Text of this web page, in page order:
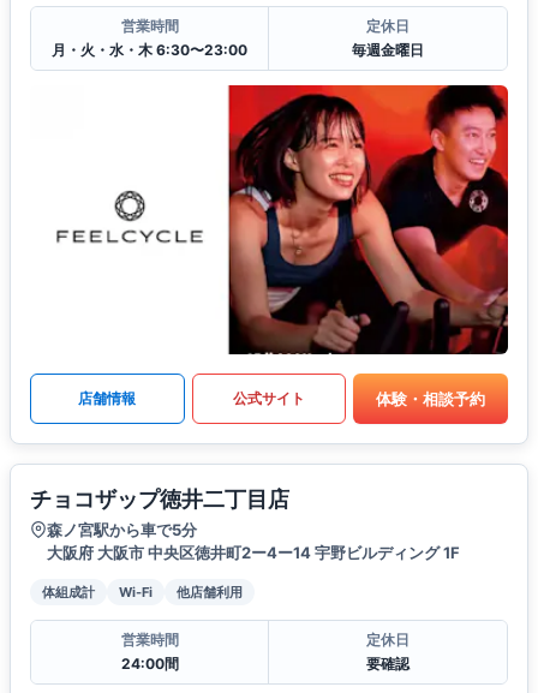
営業時間
月・火・水・木 6:30〜23:00
定休日
毎週金曜日
店舗情報 公式サイト 体験・相談予約
チョコザップ徳井二丁目店
森ノ宮駅から車で5分
大阪府 大阪市 中央区徳井町2ー4ー14 宇野ビルディング 1F
体組成計 Wi-Fi 他店舗利用
営業時間
24:00間
定休日
要確認